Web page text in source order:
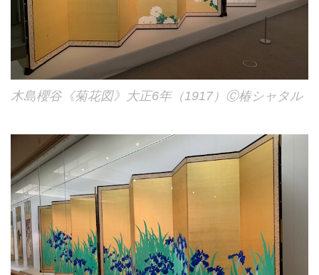
木島櫻谷《菊花図》大正6年（1917）Ⓒ椿シャタル